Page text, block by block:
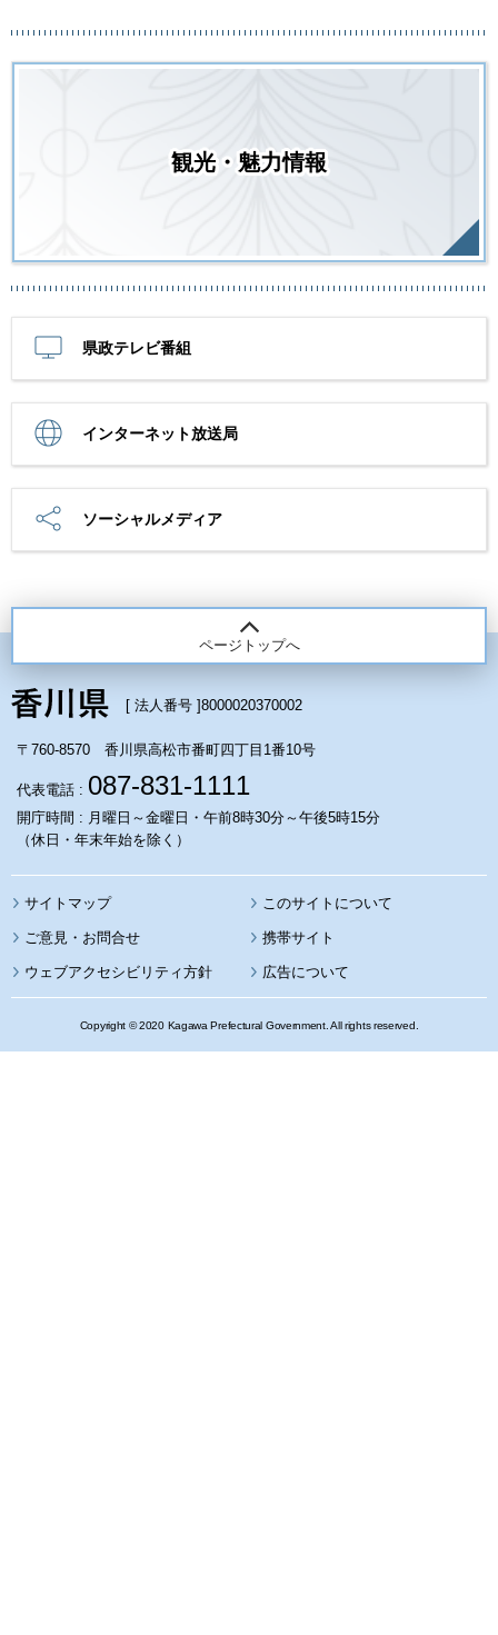
観光・魅力情報
県政テレビ番組
インターネット放送局
ソーシャルメディア
ページトップへ
[ 法人番号 ]8000020370002
〒760-8570 香川県高松市番町四丁目1番10号
代表電話 : 087-831-1111
開庁時間 : 月曜日～金曜日・午前8時30分～午後5時15分
（休日・年末年始を除く）
サイトマップ このサイトについて
携帯サイト
ウェブアクセシビリティ方針 広告について
Copyright © 2020 Kagawa Prefectural Government. All rights reserved.